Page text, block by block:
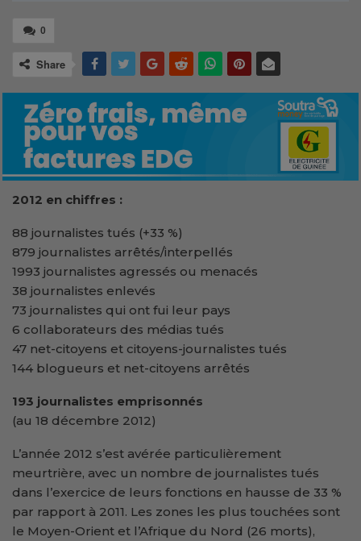
0
Share
2012 en chiffres :
88 journalistes tués (+33 %)
879 journalistes arrêtés/interpellés
1993 journalistes agressés ou menacés
38 journalistes enlevés
73 journalistes qui ont fui leur pays
6 collaborateurs des médias tués
47 net-citoyens et citoyens-journalistes tués
144 blogueurs et net-citoyens arrêtés
193 journalistes emprisonnés
(au 18 décembre 2012)
L’année 2012 s’est avérée particulièrement
meurtrière, avec un nombre de journalistes tués
dans l’exercice de leurs fonctions en hausse de 33 %
par rapport à 2011. Les zones les plus touchées sont
le Moyen-Orient et l’Afrique du Nord (26 morts),